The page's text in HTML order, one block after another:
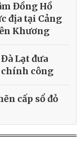
Đồng Hồ
địa tại Cảng
Khương
Lạt đưa
công
cấp sổ đỏ